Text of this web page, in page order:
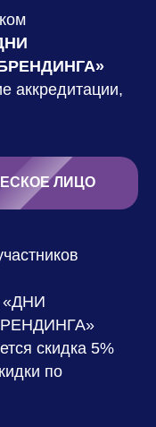
аккредитации,
ЛИЦО
«ДНИ
скидка 5%
по